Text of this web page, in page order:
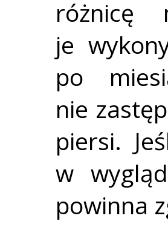
różnicę
je
po
nie
piersi.
w
powinna